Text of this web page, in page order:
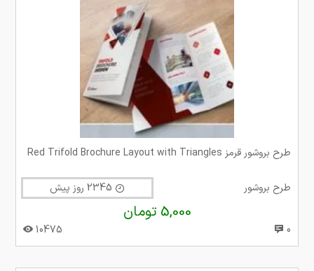
طرح بروشور قرمز Red Trifold Brochure Layout with Triangles
طرح بروشور
5,000 تومان
0
10475